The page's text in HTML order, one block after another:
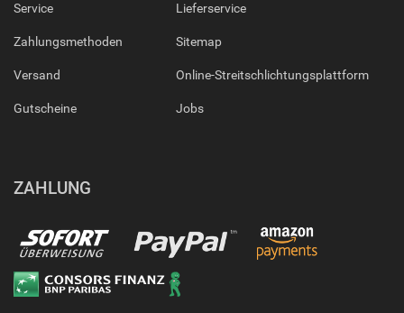
Service
Zahlungsmethoden
Versand
Gutscheine
Lieferservice
Sitemap
Online-Streitschlichtungsplattform
Jobs
ZAHLUNG